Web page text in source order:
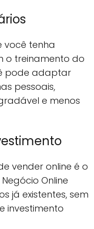
você tenha
o treinamento do
pode adaptar
pessoais,
e menos
vender online é o
Online
já existentes, sem
investimento